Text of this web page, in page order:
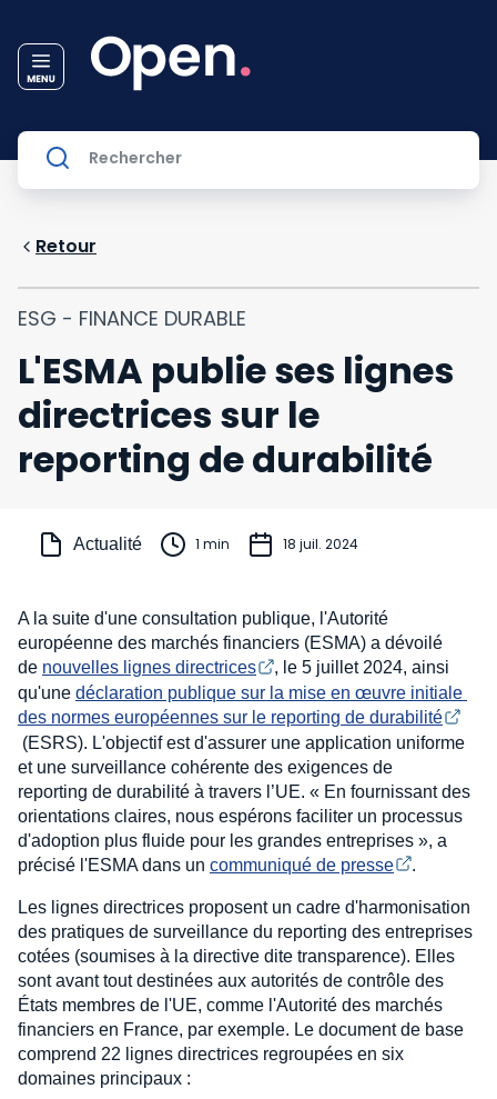
Retour
ESG - FINANCE DURABLE
L'ESMA publie ses lignes
directrices sur le
reporting de durabilité
Actualité 1 min 18 juil. 2024
A la suite d'une consultation publique, l'Autorité
européenne des marchés financiers (ESMA) a dévoilé
de nouvelles lignes directrices
, le 5 juillet 2024, ainsi
qu'une déclaration publique sur la mise en œuvre initiale
des normes européennes sur le reporting de durabilité
(ESRS). L'objectif est d'assurer une application uniforme
et une surveillance cohérente des exigences de
reporting de durabilité à travers l’UE. « En fournissant des
orientations claires, nous espérons faciliter un processus
d'adoption plus fluide pour les grandes entreprises », a
précisé l'ESMA dans un communiqué de presse .
Les lignes directrices proposent un cadre d'harmonisation
des pratiques de surveillance du reporting des entreprises
cotées (soumises à la directive dite transparence). Elles
sont avant tout destinées aux autorités de contrôle des
États membres de l'UE, comme l'Autorité des marchés
financiers en France, par exemple. Le document de base
comprend 22 lignes directrices regroupées en six
domaines principaux :